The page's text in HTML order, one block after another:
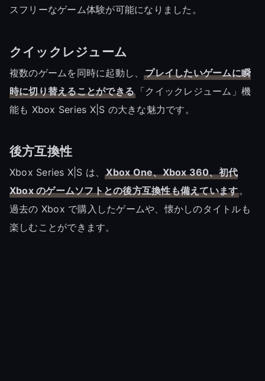
スフリーなゲーム体験が可能になりました。
クイックレジューム
複数のゲームを同時に起動し、プレイしたいゲームに瞬
時に切り替えることができる 「クイックレジューム」機
能も Xbox Series X|S の大きな魅力です。
後方互換性
Xbox Series X|S は、Xbox One、Xbox 360、初代
Xbox のゲームソフトとの後方互換性も備えています。
過去の Xbox で購入したゲームや、懐かしのタイトルも
楽しむことができます。